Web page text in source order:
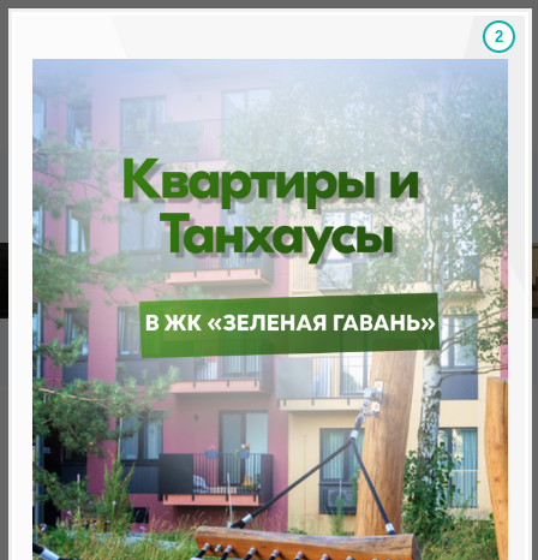
Скидки на новостройки, бонусы Готовые
Главная База новостроек Минска «Минск Мир»
27.11.1 Штадт парк
27.11.1 Штадт парк
от 248 583.0 BYN (85 024 USD)
Минск, Октябрьский, ул. Савицкого,9
метро «Ковальская Слобода», 566 м
1